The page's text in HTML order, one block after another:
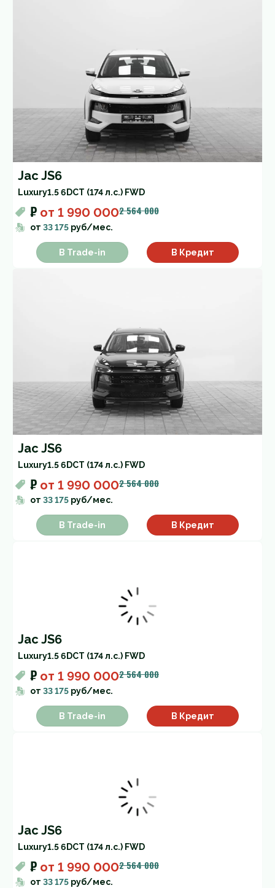
Jac JS6
Luxury1.5 6DCT (174 л.с.) FWD
₽ от 1 990 0002 564 000
от 33 175 руб/мес.
В Trade-in В Кредит
Jac JS6
Luxury1.5 6DCT (174 л.с.) FWD
₽ от 1 990 0002 564 000
от 33 175 руб/мес.
В Trade-in В Кредит
Jac JS6
Luxury1.5 6DCT (174 л.с.) FWD
₽ от 1 990 0002 564 000
от 33 175 руб/мес.
В Trade-in В Кредит
Jac JS6
Luxury1.5 6DCT (174 л.с.) FWD
₽ от 1 990 0002 564 000
от 33 175 руб/мес.